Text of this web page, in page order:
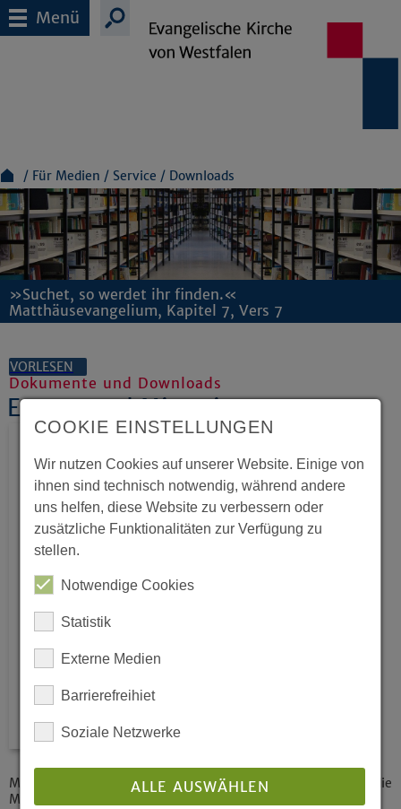
Menü
Für Medien Service Downloads
»Suchet, so werdet ihr finden.«
Matthäusevangelium, Kapitel 7, Vers 7
VORLESEN
Dokumente und Downloads
Europa und Migration
Menschenwürde auf dem Verschiebebahnhof – Europa und die
Migration
COOKIE EINSTELLUNGEN
Wir nutzen Cookies auf unserer Website. Einige von
ihnen sind technisch notwendig, während andere
uns helfen, diese Website zu verbessern oder
zusätzliche Funktionalitäten zur Verfügung zu
stellen.
Notwendige Cookies
Statistik
Externe Medien
Barrierefreihiet
Soziale Netzwerke
ALLE AUSWÄHLEN